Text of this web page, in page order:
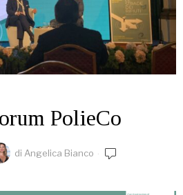
PolieCo
di Angelica Bianco